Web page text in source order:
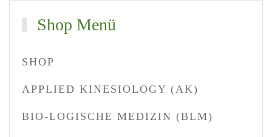
Shop Menü
SHOP
APPLIED KINESIOLOGY (AK)
BIO-LOGISCHE MEDIZIN (BLM)